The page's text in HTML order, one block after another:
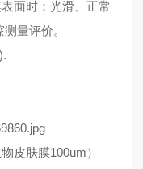
面时：光滑、正常
量评价。
皮肤膜100um）